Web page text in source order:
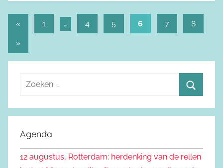
Berichtnavigatie
« Vorige1 … 4 5 6 7 8
Volgende
»
e
e
n
o
e
Agenda
12 augustus, Rotterdam: herdenking van de rellen